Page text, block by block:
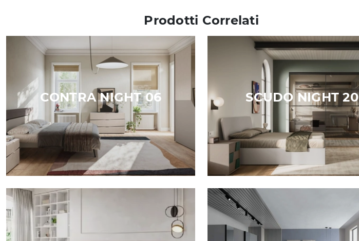
Prodotti Correlati
CONTRA NIGHT 06 SCUDO NIGHT 20